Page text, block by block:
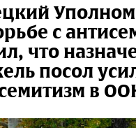
с
что
посол
в